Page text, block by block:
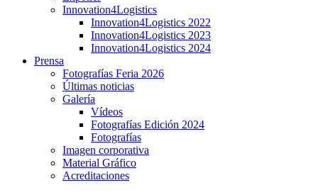
Innovation4Logistics
Innovation4Logistics 2022
Innovation4Logistics 2023
Innovation4Logistics 2024
Prensa
Fotografías Feria 2026
Últimas noticias
Galería
Vídeos
Fotografías Edición 2024
Fotografías
Imagen corporativa
Material Gráfico
Acreditaciones